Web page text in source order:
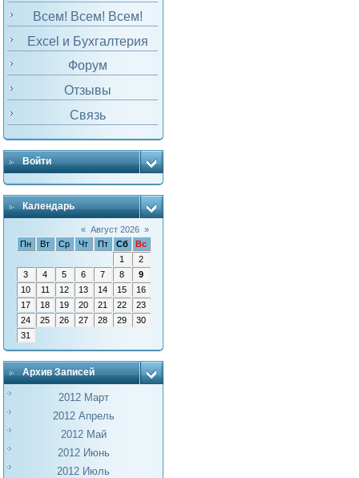
Всем! Всем! Всем!
Excel и Бухгалтерия
Форум
Отзывы
Связь
Войти
Календарь
« Август 2026 »
Пн
Вт Ср Чт Пт Сб
Вс
1
2
3
4 5 6 7 8
9
10
11 12 13 14 15
16
17
18 19 20 21 22
23
24
25 26 27 28 29
30
31
Архив Записей
2012 Март
2012 Апрель
2012 Май
2012 Июнь
2012 Июль